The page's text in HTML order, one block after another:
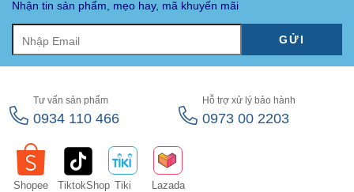
Nhận tin sản phẩm, mẹo hay, mã khuyến mãi
GỬI
Tư vấn sản phẩm
0934 110 466
Hỗ trợ xử lý bảo hành
0973 00 2203
Shopee TiktokShop Tiki Lazada